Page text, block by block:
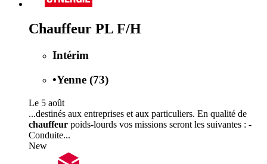
Chauffeur PL F/H
Intérim
•Yenne (73)
Le 5 août
...destinés aux entreprises et aux particuliers. En qualité de
chauffeur poids-lourds vos missions seront les suivantes : -
Conduite...
New